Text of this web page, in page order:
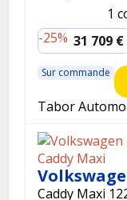
1
-25% 31 709 €
Sur commande
Tabor
Caddy Maxi